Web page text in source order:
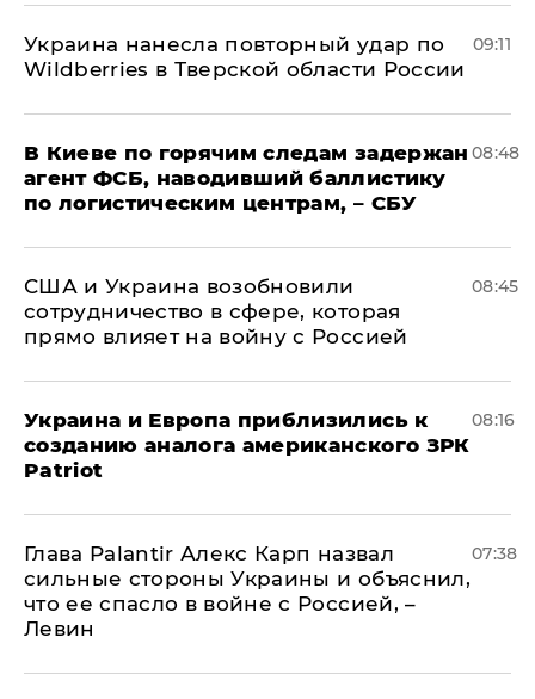
Украина нанесла повторный удар по
Wildberries в Тверской области России
09:11
В Киеве по горячим следам задержан
агент ФСБ, наводивший баллистику
по логистическим центрам, – СБУ
08:48
США и Украина возобновили
сотрудничество в сфере, которая
прямо влияет на войну с Россией
08:45
Украина и Европа приблизились к
созданию аналога американского ЗРК
Patriot
08:16
Глава Palantir Алекс Карп назвал
сильные стороны Украины и объяснил,
что ее спасло в войне с Россией, –
Левин
07:38